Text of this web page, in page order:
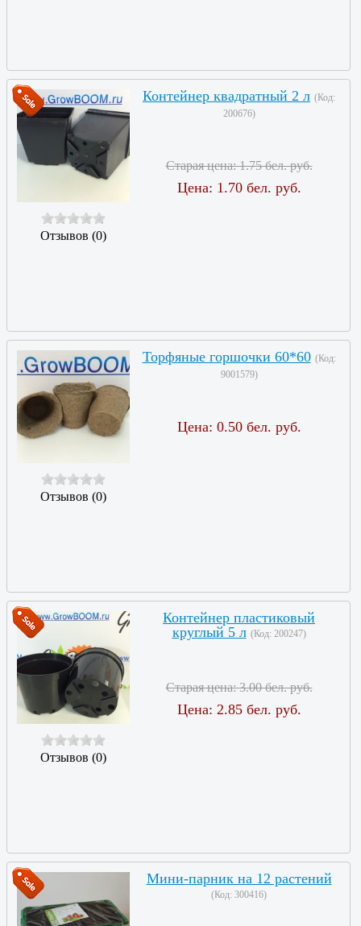
Отзывов (0)
Контейнер квадратный 2 л (Код:
200676)
Старая цена:1.75 бел. руб.
Цена: 1.70 бел. руб.
Отзывов (0)
Торфяные горшочки 60*60 (Код:
9001579)
Цена: 0.50 бел. руб.
Отзывов (0)
Контейнер пластиковый
круглый 5 л (Код: 200247)
Старая цена:3.00 бел. руб.
Цена: 2.85 бел. руб.
Мини-парник на 12 растений
(Код: 300416)